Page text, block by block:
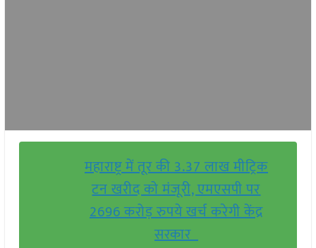
महाराष्ट्र में तूर की 3.37 लाख मीट्रिक
टन खरीद को मंजूरी, एमएसपी पर
2696 करोड़ रुपये खर्च करेगी केंद्र
सरकार